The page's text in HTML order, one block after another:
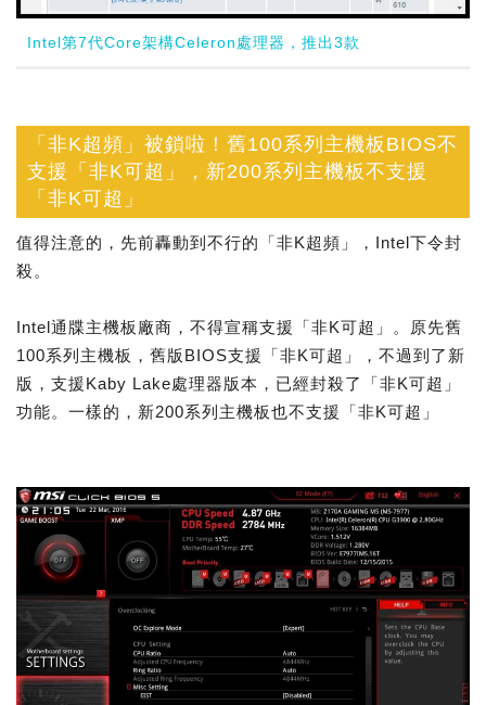
Intel第7代Core架構Celeron處理器，推出3款
「非K超頻」被鎖啦！舊100系列主機板BIOS不
支援「非K可超」，新200系列主機板不支援
「非K可超」
值得注意的，先前轟動到不行的「非K超頻」，Intel下令封
殺。
Intel通牒主機板廠商，不得宣稱支援「非K可超」。原先舊
100系列主機板，舊版BIOS支援「非K可超」，不過到了新
版，支援Kaby Lake處理器版本，已經封殺了「非K可超」
功能。一樣的，新200系列主機板也不支援「非K可超」